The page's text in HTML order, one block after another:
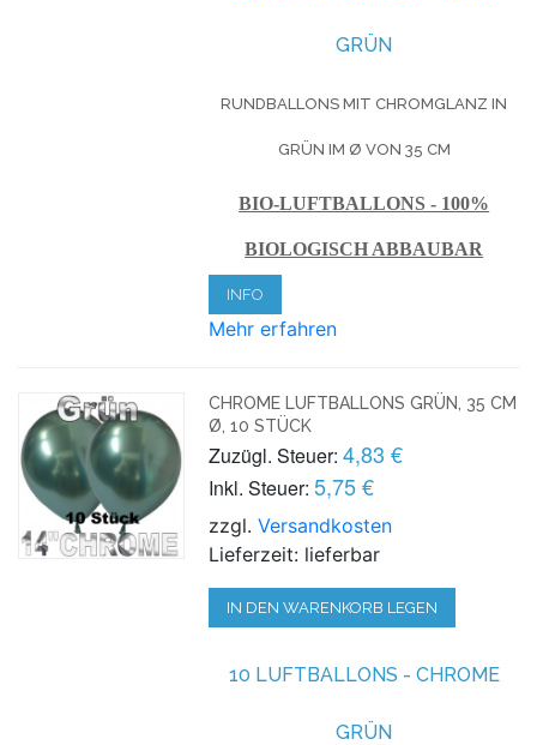
GRÜN
RUNDBALLONS MIT CHROMGLANZ IN
GRÜN IM Ø VON 35 CM
BIO-LUFTBALLONS - 100%
BIOLOGISCH ABBAUBAR
INFO
Mehr erfahren
CHROME LUFTBALLONS GRÜN, 35 CM
Ø, 10 STÜCK
Zuzügl. Steuer: 4,83 €
Inkl. Steuer: 5,75 €
zzgl.Versandkosten
Lieferzeit: lieferbar
IN DEN WARENKORB LEGEN
10 LUFTBALLONS - CHROME
GRÜN